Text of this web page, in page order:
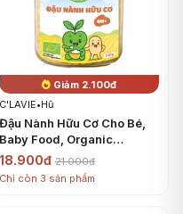
Giảm 2.100đ
C'LAVIE•Hũ
Đậu Nành Hữu Cơ Cho Bé,
Baby Food, Organic
Soybeans, 6+ Tháng
(100g) - C'LAVIE
18.900đ 21.000đ
Chỉ còn 3 sản phẩm